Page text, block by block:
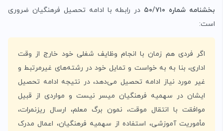
بخشنامه شماره ۵۰/۷۱۰
در رابطه با ادامه تحصیل فرهنگیان ضروری
است:
اگر فردی هم ‌زمان با انجام وظایف شغلی خود خارج از وقت
اداری، بنا به به خواست و تمایل خود در رشته‌های غیرمرتبط و
غیر مورد نیاز ادامه تحصیل می‌دهد، در نتیجه ادامه تحصیل
ایشان در سهمیه فرهنگیان میسر نیست و مواردی از قبیل
موافقت با انتقال موقت، نمون برگ معلم، ارسال ریزنمرات،
مأموریت آموزشی، استفاده از سهمیه فرهنگیان، اعمال مدرک